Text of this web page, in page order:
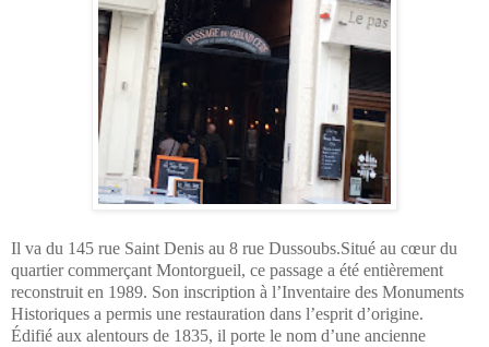
Il va du 145 rue Saint Denis au 8 rue Dussoubs.Situé au cœur du
quartier commerçant Montorgueil, ce passage a été entièrement
reconstruit en 1989. Son inscription à l’Inventaire des Monuments
Historiques a permis une restauration dans l’esprit d’origine.
Édifié aux alentours de 1835, il porte le nom d’une ancienne